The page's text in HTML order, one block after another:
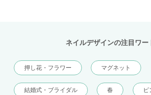
ネイルデザインの注目ワー
押し花・フラワー マグネット
結婚式・ブライダル 春 ピ